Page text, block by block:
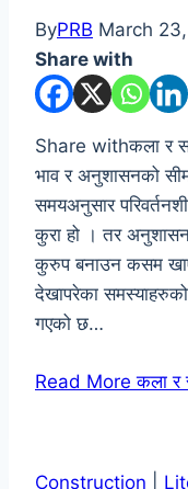
ByPRB March
Share with
Share withकला र
भाव र अनुशासनको
समयअनुसार
कुरा हो । तर
कुरुप बनाउन कसम
देखापरेका
गएको छ…
Read More कला र
Construction